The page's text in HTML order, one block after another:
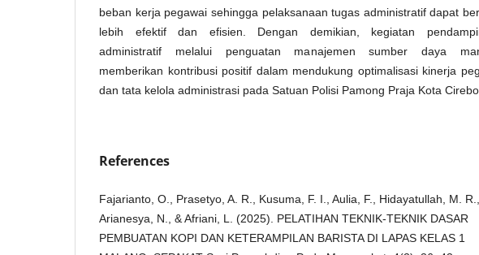
beban kerja pegawai sehingga pelaksanaan tugas administratif dapat
lebih efektif dan efisien. Dengan demikian, kegiatan
administratif melalui penguatan manajemen sumber daya
memberikan kontribusi positif dalam mendukung optimalisasi kinerja
dan tata kelola administrasi pada Satuan Polisi Pamong Praja Kota
References
Fajarianto, O., Prasetyo, A. R., Kusuma, F. I., Aulia, F., Hidayatullah, M. R.,
Arianesya, N., & Afriani, L. (2025). PELATIHAN TEKNIK-TEKNIK DASAR
PEMBUATAN KOPI DAN KETERAMPILAN BARISTA DI LAPAS KELAS 1